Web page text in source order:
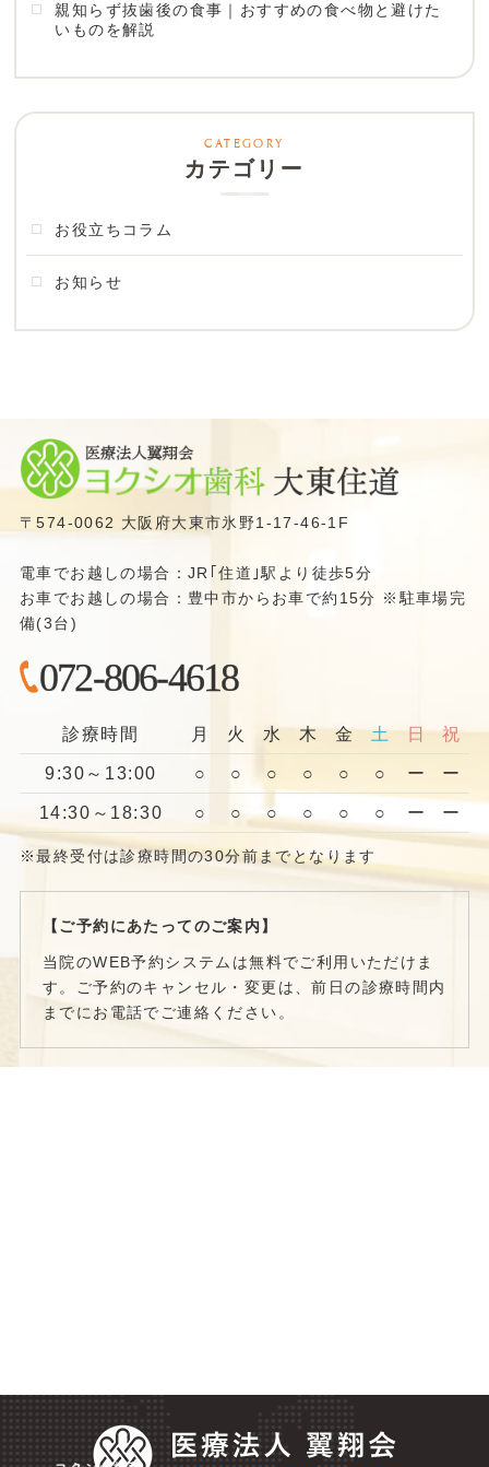
親知らず抜歯後の食事｜おすすめの食べ物と避けた
いものを解説
カテゴリー
お役立ちコラム
お知らせ
〒574-0062 大阪府大東市氷野1-17-46-1F
電車でお越しの場合：JR｢住道｣駅より徒歩5分
お車でお越しの場合：豊中市からお車で約15分 ※駐車場完
備(3台)
072-806-4618
診療時間 月 火 水 木 金 土 日 祝
9:30～13:00 ○ ○ ○ ○ ○ ○ ー ー
14:30～18:30 ○ ○ ○ ○ ○ ○ ー ー
※最終受付は診療時間の30分前までとなります
【ご予約にあたってのご案内】
当院のWEB予約システムは無料でご利用いただけま
す。ご予約のキャンセル・変更は、前日の診療時間内
までにお電話でご連絡ください。